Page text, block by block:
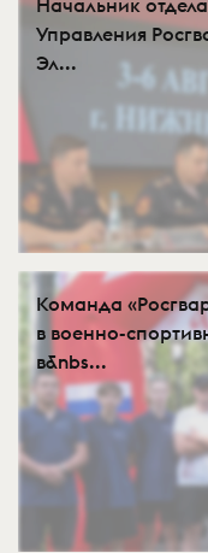
Управления
Эл...
Команда
в военно-
в&nbs...